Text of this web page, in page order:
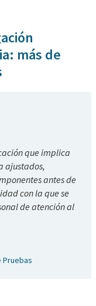
más de
que implica
ajustados,
antes de
con la que se
de atención al
Pruebas